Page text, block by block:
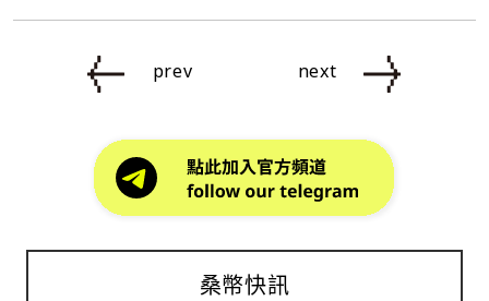
prev next
桑幣快訊